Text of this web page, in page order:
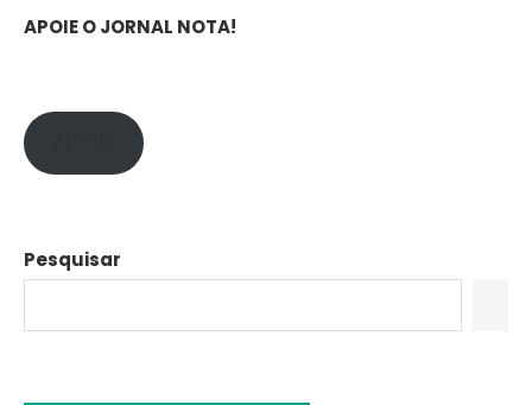
APOIE O JORNAL NOTA!
Pesquisar